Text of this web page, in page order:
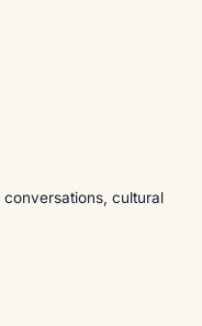
conversations, cultural